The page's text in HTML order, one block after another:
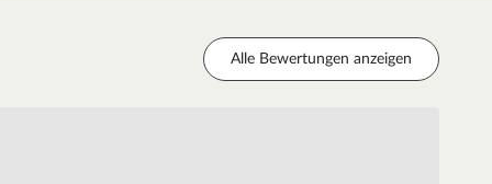
Alle Bewertungen anzeigen